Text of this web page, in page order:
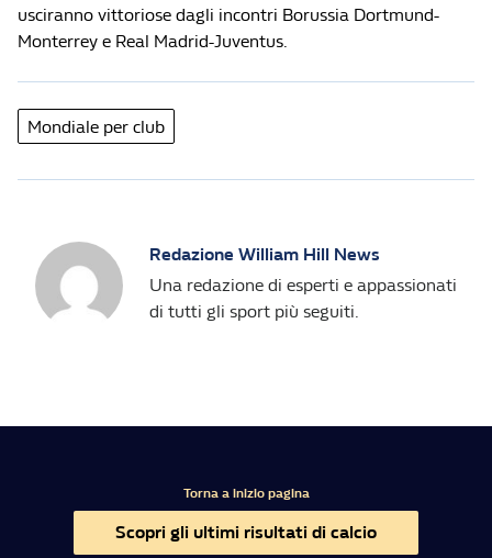
usciranno vittoriose dagli incontri Borussia Dortmund-
Monterrey e Real Madrid-Juventus.
Mondiale per club
Redazione William Hill News
Una redazione di esperti e appassionati
di tutti gli sport più seguiti.
Torna a inizio pagina
Scopri gli ultimi risultati di calcio